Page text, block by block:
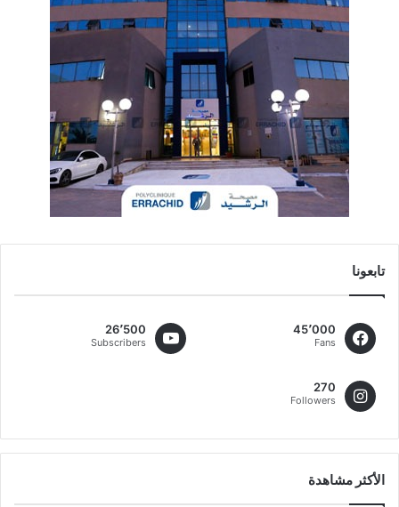
تابعونا
45٬000
Fans
26٬500
Subscribers
270
Followers
الأكثر مشاهدة